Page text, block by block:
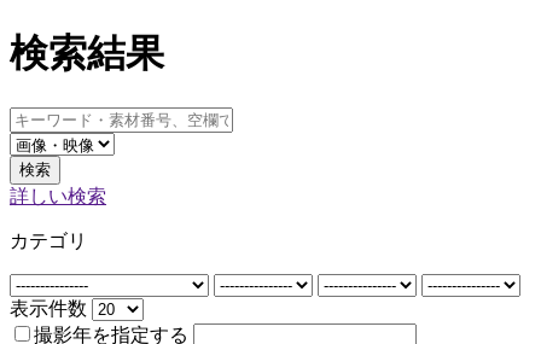
検索結果
検索
詳しい検索
カテゴリ
表示件数
撮影年を指定する